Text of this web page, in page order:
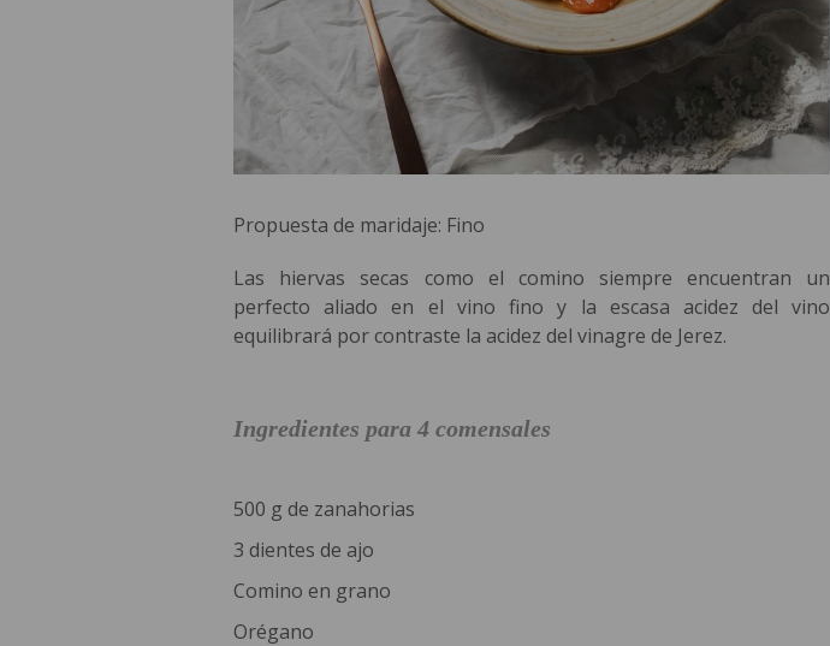
Propuesta de maridaje: Fino
Las hiervas secas como el comino siempre encuentran un
perfecto aliado en el vino fino y la escasa acidez del vino
equilibrará por contraste la acidez del vinagre de Jerez.
Ingredientes para 4 comensales
500 g de zanahorias
3 dientes de ajo
Comino en grano
Orégano